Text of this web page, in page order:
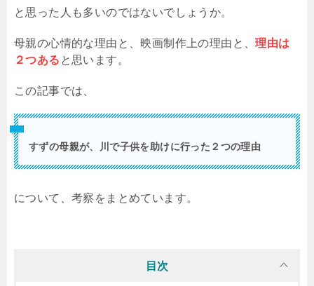
と思った人も多いのではないでしょうか。
母親の心情的な理由と、映画制作上の理由と、理由は
２つある と思います。
この記事では、
すずの母親が、川で子供を助けに行った２つの理由
について、考察をまとめています。
目次